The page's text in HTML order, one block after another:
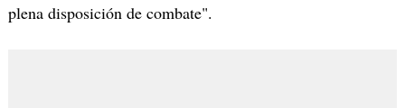
plena disposición de combate".